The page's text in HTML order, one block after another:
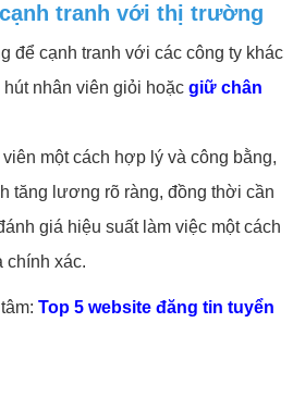
tranh với thị trường
để cạnh tranh với các công ty khác
hút nhân viên giỏi hoặcgiữ chân
một cách hợp lý và công bằng,
tăng lương rõ ràng, đồng thời cần
giá hiệu suất làm việc một cách
chính xác.
tâm:Top 5 website đăng tin tuyển